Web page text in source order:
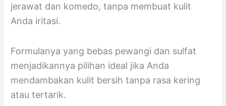
jerawat dan komedo, tanpa membuat kulit
Anda iritasi.
Formulanya yang bebas pewangi dan sulfat
menjadikannya pilihan ideal jika Anda
mendambakan kulit bersih tanpa rasa kering
atau tertarik.